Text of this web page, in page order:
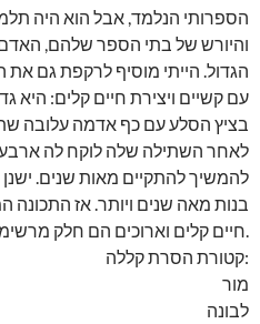
הספרותי הנלמד, אבל הוא היה
והיורש של בתי הספר שלהם,
הגדול. הייתי מוסיף לרקפת גם
עם קשיים ויצירת חיים קלים: היא
בציץ הסלע עם כף אדמה עלובה
לאחר השתילה שלה לוקח לה ארבע
להמשיך להתקיים מאות שנים.
בנות מאה שנים ויותר. אז
חיים קלים וארוכים הם חלק מרשימה בלתי נגמרת של סגולותיה.
קטורת הסרת קללה:
מור
לבונה